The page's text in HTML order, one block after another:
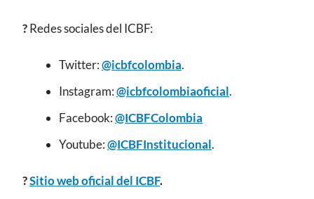
?Redes sociales del ICBF:
Twitter:@icbfcolombia.
Instagram:@icbfcolombiaoficial.
Facebook:@ICBFColombia
Youtube:@ICBFInstitucional.
?️Sitio web oficial del ICBF.